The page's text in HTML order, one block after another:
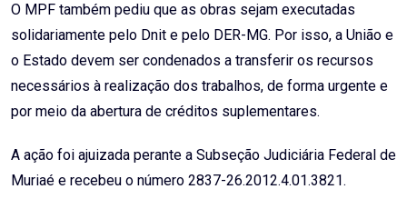
O MPF também pediu que as obras sejam executadas
solidariamente pelo Dnit e pelo DER-MG. Por isso, a União e
o Estado devem ser condenados a transferir os recursos
necessários à realização dos trabalhos, de forma urgente e
por meio da abertura de créditos suplementares.
A ação foi ajuizada perante a Subseção Judiciária Federal de
Muriaé e recebeu o número 2837-26.2012.4.01.3821.